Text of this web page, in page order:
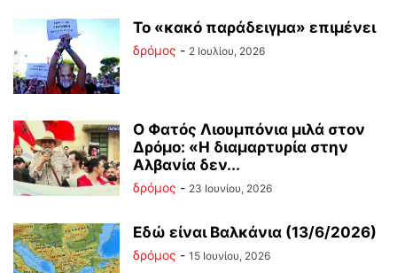
Το «κακό παράδειγμα» επιμένει
δρόμος - 2 Ιουλίου, 2026
Ο Φατός Λιουμπόνια μιλά στον
Δρόμο: «Η διαμαρτυρία στην
Αλβανία δεν...
δρόμος - 23 Ιουνίου, 2026
Εδώ είναι Βαλκάνια (13/6/2026)
δρόμος - 15 Ιουνίου, 2026